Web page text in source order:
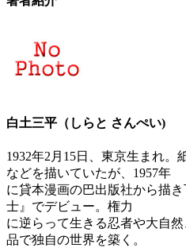
白土三平（しらと さんぺい)
1932年2月15日、東京生まれ
などを描いていたが、1957年
に貸本漫画の巴出版社から描
士』でデビュー。権力
に逆らって生きる忍者や大自
品で独自の世界を築く。